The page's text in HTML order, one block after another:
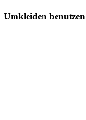
Umkleiden benutzen